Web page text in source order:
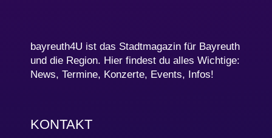
bayreuth4U ist das Stadtmagazin für Bayreuth
und die Region. Hier findest du alles Wichtige:
News, Termine, Konzerte, Events, Infos!
KONTAKT